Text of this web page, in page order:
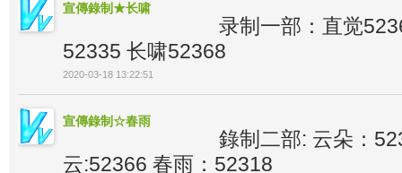
宣傳錄制★长啸
录制一部：直觉
52335 长啸52368
2020-03-18 13:22:51
宣傳錄制☆春雨
錄制二部: 云朵：
云:52366 春雨：52318